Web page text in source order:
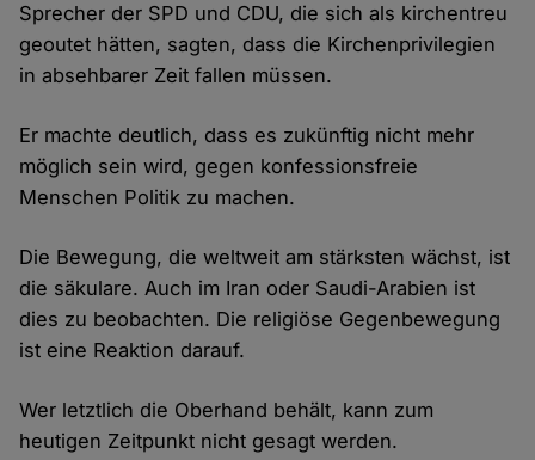
Sprecher der SPD und CDU, die sich als kirchentreu
geoutet hätten, sagten, dass die Kirchenprivilegien
in absehbarer Zeit fallen müssen.
Er machte deutlich, dass es zukünftig nicht mehr
möglich sein wird, gegen konfessionsfreie
Menschen Politik zu machen.
Die Bewegung, die weltweit am stärksten wächst, ist
die säkulare. Auch im Iran oder Saudi-Arabien ist
dies zu beobachten. Die religiöse Gegenbewegung
ist eine Reaktion darauf.
Wer letztlich die Oberhand behält, kann zum
heutigen Zeitpunkt nicht gesagt werden.